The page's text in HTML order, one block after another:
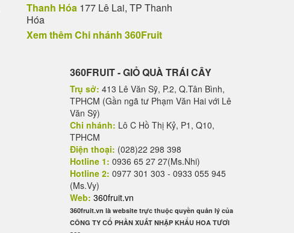
Thanh Hóa 177 Lê Lai, TP Thanh
Hóa
Xem thêm Chi nhánh 360Fruit
360FRUIT - GIỎ QUÀ TRÁI CÂY
Trụ sở: 413 Lê Văn Sỹ, P.2, Q.Tân Bình,
TPHCM (Gần ngã tư Phạm Văn Hai với Lê
Văn Sỹ)
Chi nhánh: Lô C Hồ Thị Kỷ, P1, Q10,
TPHCM
Điện thoại: (028)22 298 398
Hotline 1: 0936 65 27 27(Ms.Nhi)
Hotline 2: 0977 301 303 - 0933 055 945
(Ms.Vy)
Web: 360fruit.vn
360fruit.vn là website trực thuộc quyền quản lý của
CÔNG TY CỔ PHẦN XUẤT NHẬP KHẨU HOA TƯƠI